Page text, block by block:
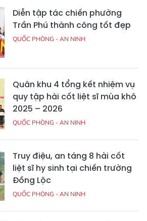
Diễn tập tác chiến phường
Trần Phú thành công tốt đẹp
QUỐC PHÒNG - AN NINH
Quân khu 4 tổng kết nhiệm vụ
quy tập hài cốt liệt sĩ mùa khô
2025 – 2026
QUỐC PHÒNG - AN NINH
Truy điệu, an táng 8 hài cốt
liệt sĩ hy sinh tại chiến trường
Đồng Lộc
QUỐC PHÒNG - AN NINH